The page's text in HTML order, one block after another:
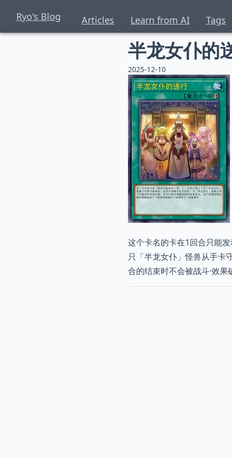
Ryo's Blog Articles Learn from AI Tags
半龙女仆的
2025-12-10
这个卡名的卡在1回合只能
只「半龙女仆」怪兽从手卡
合的结束时不会被战斗·效果